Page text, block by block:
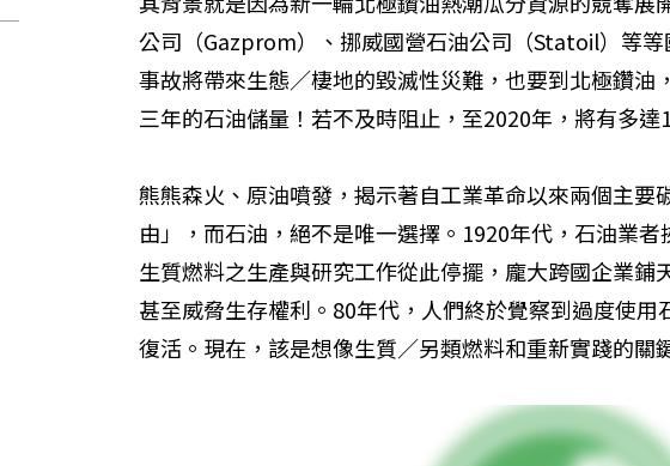
公司（Gazprom）、挪威國營石油公司（Statoil）等
事故將帶來生態／棲地的毀滅性災難，也要到北極鑽油
三年的石油儲量！若不及時阻止，至2020年，將有多
熊熊森火、原油噴發，揭示著自工業革命以來兩個主要
由」，而石油，絕不是唯一選擇。1920年代，石油業
生質燃料之生產與研究工作從此停擺，龐大跨國企業鋪
甚至威脅生存權利。80年代，人們終於覺察到過度使
復活。現在，該是想像生質／另類燃料和重新實踐的關